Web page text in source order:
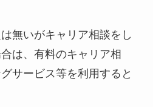
無いがキャリア相談をし
は、有料のキャリア相
サービス等を利用すると